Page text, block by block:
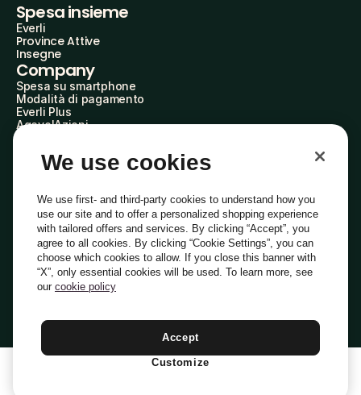
Spesa insieme
Everli
Province Attive
Insegne
Company
Spesa su smartphone
Modalità di pagamento
Everli Plus
AgevolAzioni
Everli Shoppers
Scopri chi siamo
Domande frequenti
Lavora con noi
Diventa Shopper
Investitori
PrivacyCookiePreferenze Cookie
Termini e Condizioni
Italiano
We use cookies
We use first- and third-party cookies to understand how you
use our site and to offer a personalized shopping experience
with tailored offers and services. By clicking “Accept”, you
agree to all cookies. By clicking “Cookie Settings”, you can
choose which cookies to allow. If you close this banner with
“X”, only essential cookies will be used. To learn more, see
our cookie policy
Accept
Customize